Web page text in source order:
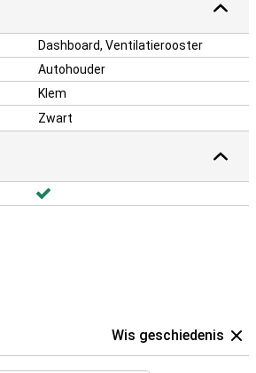
Dashboard, Ventilatierooster
Autohouder
Klem
Zwart
Wis geschiedenis